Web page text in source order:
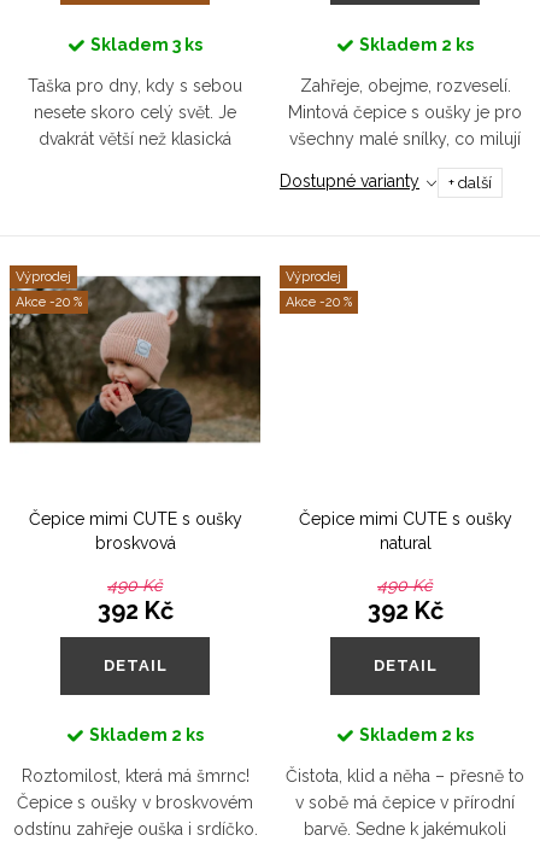
Skladem 3 ks
Taška pro dny, kdy s sebou
nesete skoro celý svět. Je
dvakrát větší než klasická
Skladem 2 ks
Zahřeje, obejme, rozveselí.
Mintová čepice s oušky je pro
všechny malé snílky, co milují
dobradružství se smíchem od
ucha k uchu.
Dostupné varianty + další
Výprodej
-20 %
Čepice mimi CUTE s oušky
broskvová
490 Kč
392 Kč
DETAIL
Skladem 2 ks
Roztomilost, která má šmrnc!
Čepice s oušky v broskvovém
odstínu zahřeje ouška i srdíčko.
Výprodej
-20 %
Čepice mimi CUTE s oušky
natural
490 Kč
392 Kč
DETAIL
Skladem 2 ks
Čistota, klid a něha – přesně to
v sobě má čepice v přírodní
barvě. Sedne k jakémukoli